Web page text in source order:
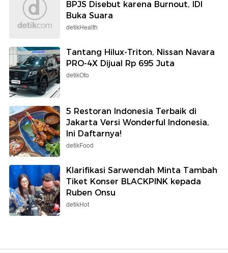
BPJS Disebut karena Burnout, IDI
Buka Suara
detikHealth
Tantang Hilux-Triton, Nissan Navara
PRO-4X Dijual Rp 695 Juta
detikOto
5 Restoran Indonesia Terbaik di
Jakarta Versi Wonderful Indonesia,
Ini Daftarnya!
detikFood
Klarifikasi Sarwendah Minta Tambah
Tiket Konser BLACKPINK kepada
Ruben Onsu
detikHot